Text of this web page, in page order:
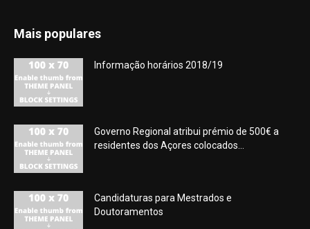
Mais populares
Informação horários 2018/19
Governo Regional atribui prémio de 500€ a
residentes dos Açores colocados...
Candidaturas para Mestrados e
Doutoramentos